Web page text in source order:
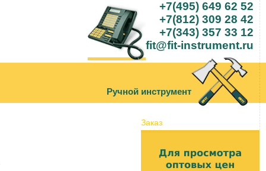
+7(495) 649 62 52
+7(812) 309 28 42
+7(343) 357 33 12
fit@fit-instrument.ru
Ручной инструмент
Заказ